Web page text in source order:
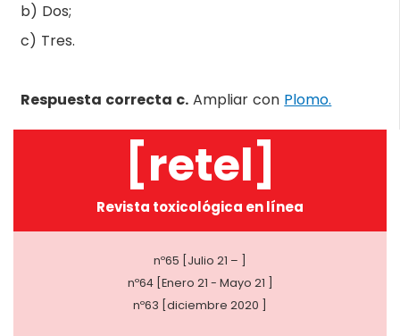
b) Dos;
c) Tres.
Respuesta correcta c. Ampliar con Plomo.
[retel]
Revista toxicológica en línea
nº65 [Julio 21 – ]
nº64 [Enero 21 - Mayo 21 ]
nº63 [diciembre 2020 ]